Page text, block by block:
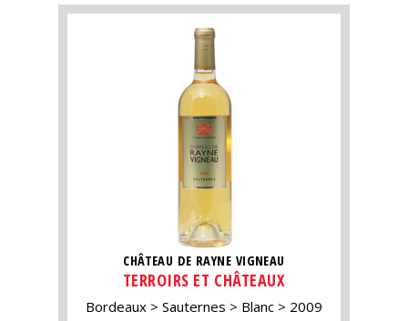
CHÂTEAU DE RAYNE VIGNEAU
TERROIRS ET CHÂTEAUX
Bordeaux Sauternes Blanc 2009